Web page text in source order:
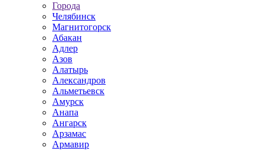
Города
Челябинск
Магнитогорск
Абакан
Адлер
Азов
Алатырь
Александров
Альметьевск
Амурск
Анапа
Ангарск
Арзамас
Армавир